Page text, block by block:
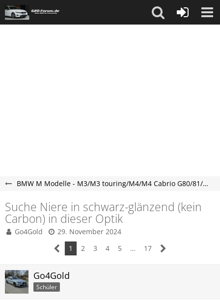
BMW M Modelle - M3/M3 touring/M4/M4 Cabrio G80/81/82/83
Suche Niere in schwarz-glänzend (kein
Carbon) in dieser Optik
Go4Gold
29. November 2024
1
2 3 4 5 … 17
Go4Gold
Schüler